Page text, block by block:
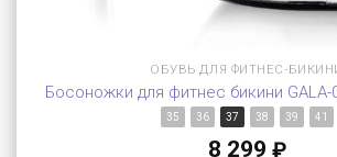
ОБУВЬ ДЛЯ ФИТНЕС-
Босоножки для фитнес бикини GALA-
35 36 37 38 39 41
8 299 ₽